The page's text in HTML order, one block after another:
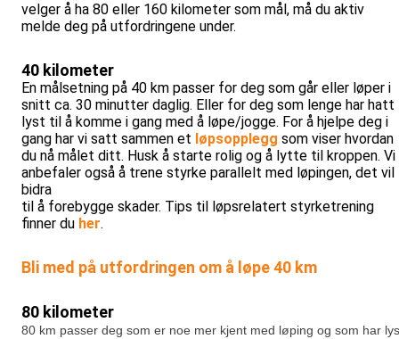
velger å ha 80 eller 160 kilometer som mål, må du aktiv
melde deg på utfordringene under.
40 kilometer
En målsetning på 40 km passer for deg som går eller løper i
snitt ca. 30 minutter daglig. Eller for deg som lenge har hatt
lyst til å komme i gang med å løpe/jogge. For å hjelpe deg i
gang har vi satt sammen et løpsopplegg som viser hvordan
du nå målet ditt. Husk å starte rolig og å lytte til kroppen. Vi
anbefaler også å trene styrke parallelt med løpingen, det vil
bidra
til å forebygge skader. Tips til løpsrelatert styrketrening
finner du her.
Bli med på utfordringen om å løpe 40 km
80 kilometer
80 km passer deg som er noe mer kjent med løping og som har